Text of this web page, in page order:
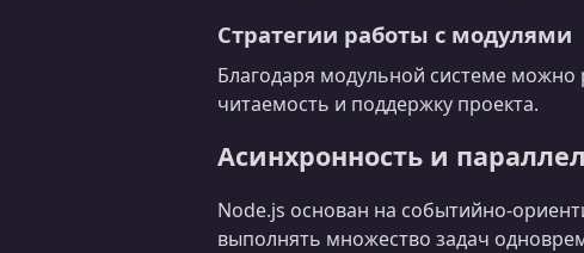
Стратегии работы с модулями
Благодаря модульной системе можно
читаемость и поддержку проекта.
Асинхронность и
Node.js основан на событийно-
выполнять множество задач